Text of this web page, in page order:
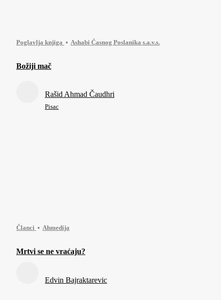
Poglavlja knjiga Ashabi Časnog Poslanika s.a.v.s.
Božiji mač
Rašid Ahmad Čaudhri
Pisac
Članci Ahmedija
Mrtvi se ne vraćaju?
Edvin Bajraktarevic